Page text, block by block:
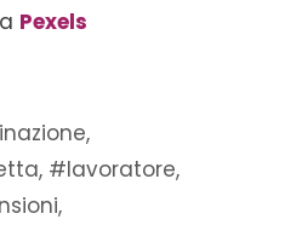
Pexels
,
, #lavoratore,
,